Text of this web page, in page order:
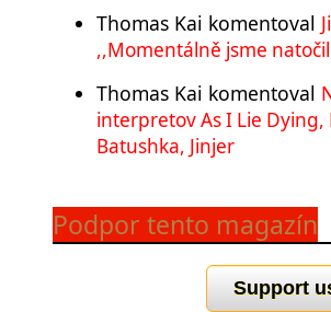
Thomas Kai komentoval
,,Momentálně jsme
Thomas Kai komentoval
interpretov As I Lie Dying,
Batushka, Jinjer
Podpor tento magazín
Support